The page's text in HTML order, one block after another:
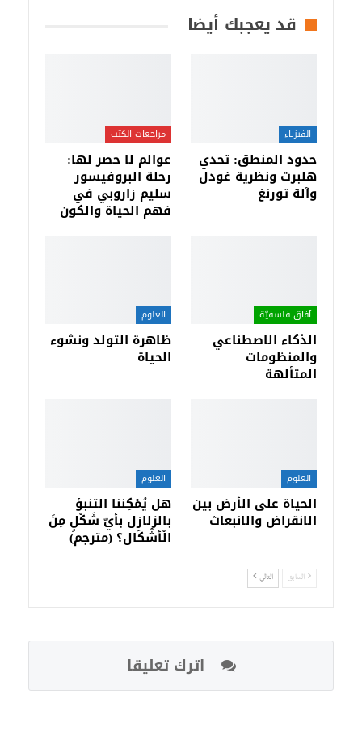
قد يعجبك أيضا
الفيزياء
حدود المنطق: تحدي
هلبرت ونظرية غودل
وآلة تورنغ
مراجعات الكتب
عوالم لا حصر لها:
رحلة البروفيسور
سليم زاروبي في
فهم الحياة والكون
آفاق فلسفيّة‎
الذكاء الاصطناعي
والمنظومات
المتألهة
العلوم
ظاهرة التولد ونشوء
الحياة
العلوم
الحياة على الأرض بين
الانقراض والانبعاث
العلوم
هل يُمْكِننا التنبؤ
بالزلازل بأيّ شَكْلٍ مِنَ
الْأشْكَال؟ (مترجم)
السابق التالي
اترك تعليقا